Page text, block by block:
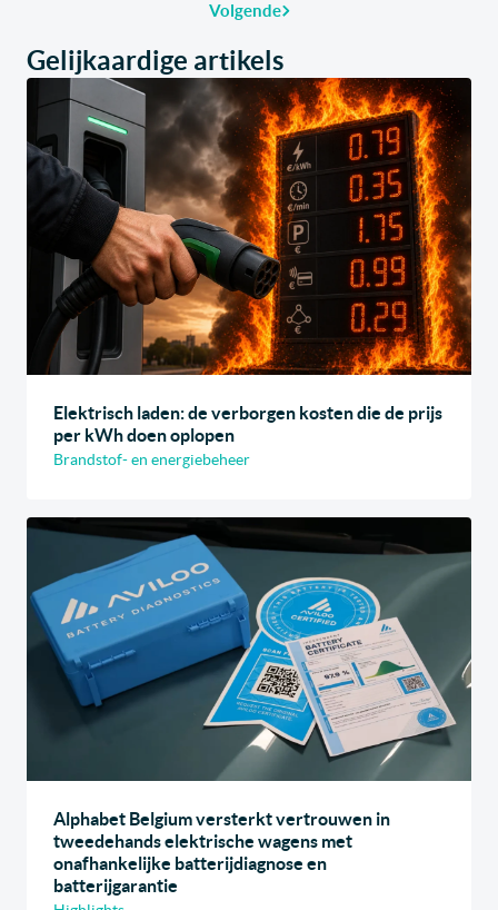
Volgende
Gelijkaardige artikels
Elektrisch laden: de verborgen kosten die de prijs
per kWh doen oplopen
Brandstof- en energiebeheer
Alphabet Belgium versterkt vertrouwen in
tweedehands elektrische wagens met
onafhankelijke batterijdiagnose en
batterijgarantie